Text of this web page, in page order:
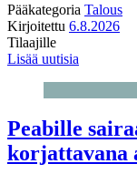
Pääkategoria Talous
Kirjoitettu 6.8.2026
Tilaajille
Lisää uutisia
Peabille
korjattavana